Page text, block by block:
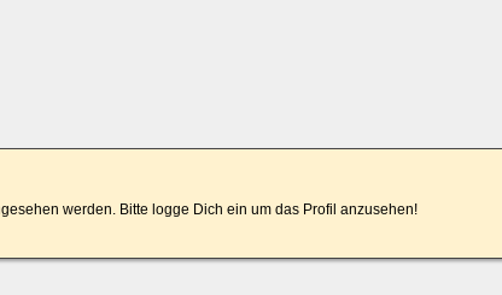
werden. Bitte logge Dich ein um das Profil anzusehen!